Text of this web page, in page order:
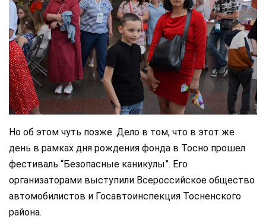
Но об этом чуть позже. Дело в том, что в этот же
день в рамках дня рождения фонда в Тосно прошел
фестиваль “Безопасные каникулы”. Его
организаторами выступили Всероссийское общество
автомобилистов и Госавтоинспекция Тосненского
района.